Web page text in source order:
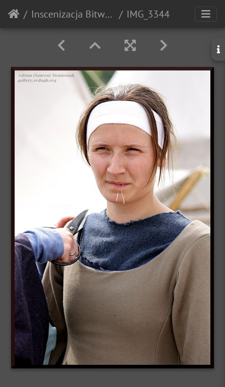
Inscenizacja Bitwy pod Grunwaldem - 2010r. IMG_3344